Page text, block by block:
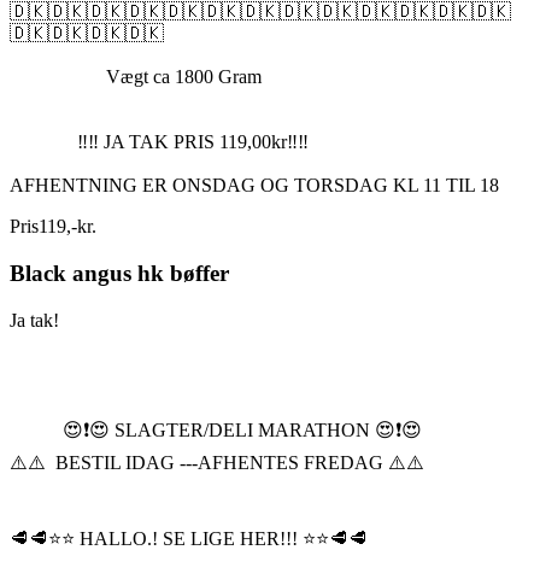
🇩🇰🇩🇰🇩🇰🇩🇰🇩🇰🇩🇰🇩🇰🇩🇰🇩🇰🇩🇰🇩🇰🇩🇰🇩🇰
🇩🇰🇩🇰🇩🇰🇩🇰
Vægt ca 1800 Gram
‼️‼️ JA TAK PRIS 119,00kr‼️‼️
AFHENTNING ER ONSDAG OG TORSDAG KL 11 TIL 18
Pris119,-kr.
Black angus hk bøffer
Ja tak!
😍❗️😍 SLAGTER/DELI MARATHON 😍❗️😍
⚠️⚠️ BESTIL IDAG ---AFHENTES FREDAG ⚠️⚠️
🥩🥩⭐️⭐️ HALLO.! SE LIGE HER!!! ⭐️⭐️🥩🥩